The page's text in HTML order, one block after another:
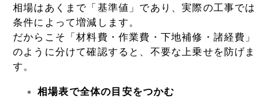
相場はあくまで「基準値」であり、実際の工事では
条件によって増減します。
だからこそ「材料費・作業費・下地補修・諸経費」
のように分けて確認すると、不要な上乗せを防げま
す。
相場表で全体の目安をつかむ